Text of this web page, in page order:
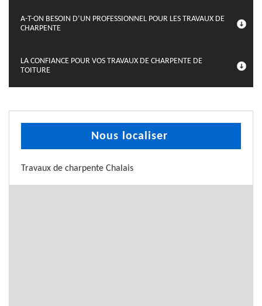
A-T-ON BESOIN D’UN PROFESSIONNEL POUR LES TRAVAUX DE
CHARPENTE
LA CONFIANCE POUR VOS TRAVAUX DE CHARPENTE DE
TOITURE
Nous localiser
Travaux de charpente Chalais